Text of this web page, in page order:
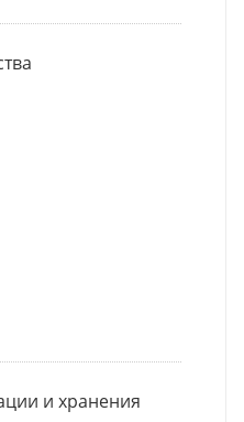
и хранения